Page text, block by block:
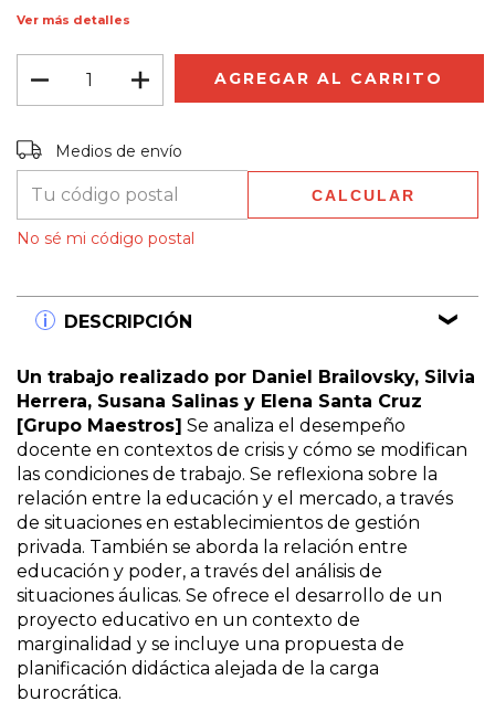
Ver más detalles
Entregas para el CP:
Medios de envío
CALCULAR
No sé mi código postal
DESCRIPCIÓN
Un trabajo realizado por Daniel Brailovsky, Silvia
Herrera, Susana Salinas y Elena Santa Cruz
[Grupo Maestros] Se analiza el desempeño
docente en contextos de crisis y cómo se modifican
las condiciones de trabajo. Se reflexiona sobre la
relación entre la educación y el mercado, a través
de situaciones en establecimientos de gestión
privada. También se aborda la relación entre
educación y poder, a través del análisis de
situaciones áulicas. Se ofrece el desarrollo de un
proyecto educativo en un contexto de
marginalidad y se incluye una propuesta de
planificación didáctica alejada de la carga
burocrática.